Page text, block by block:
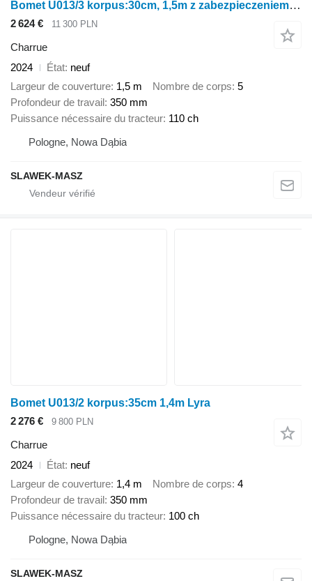
Bomet U013/3 korpus:30cm, 1,5m z zabezpieczeniem śrubowym Lyra
2 624 € 11 300 PLN
Charrue
2024
État neuf
Largeur de couverture 1,5 m Nombre de corps 5
Profondeur de travail 350 mm
Puissance nécessaire du tracteur 110 ch
Pologne, Nowa Dąbia
SLAWEK-MASZ
Bomet U013/2 korpus:35cm 1,4m Lyra
2 276 €
9 800 PLN
Charrue
2024
État neuf
Largeur de couverture 1,4 m Nombre de corps 4
Profondeur de travail 350 mm
Puissance nécessaire du tracteur 100 ch
Pologne, Nowa Dąbia
SLAWEK-MASZ